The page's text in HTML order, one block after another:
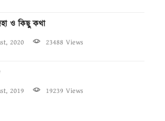
ও কিছু কথা
2020 23488 Views
2019 19239 Views